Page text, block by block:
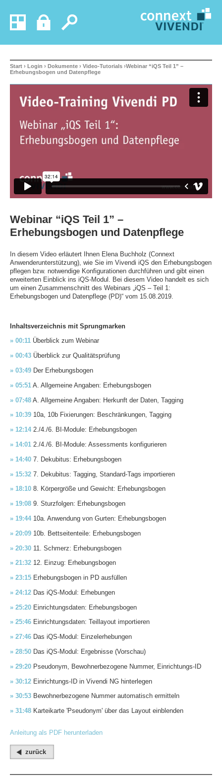
Start › Login › Dokumente › Video-Tutorials ›Webinar “iQS Teil 1” –
Erhebungsbogen und Datenpflege
Webinar “iQS Teil 1” –
Erhebungsbogen und Datenpflege
In diesem Video erläutert Ihnen Elena Buchholz (Connext
Anwenderunterstützung), wie Sie im Vivendi iQS den Erhebungsbogen
pflegen bzw. notwendige Konfigurationen durchführen und gibt einen
erweiterten Einblick ins iQS-Modul. Bei diesem Video handelt es sich
um einen Zusammenschnitt des Webinars „iQS – Teil 1:
Erhebungsbogen und Datenpflege (PD)“ vom 15.08.2019.
Inhaltsverzeichnis mit Sprungmarken
» 00:11 Überblick zum Webinar
» 00:43 Überblick zur Qualitätsprüfung
» 03:49 Der Erhebungsbogen
» 05:51 A. Allgemeine Angaben: Erhebungsbogen
» 07:48 A. Allgemeine Angaben: Herkunft der Daten, Tagging
» 10:39 10a, 10b Fixierungen: Beschränkungen, Tagging
» 12:14 2./4./6. BI-Module: Erhebungsbogen
» 14:01 2./4./6. BI-Module: Assessments konfigurieren
» 14:40 7. Dekubitus: Erhebungsbogen
» 15:32 7. Dekubitus: Tagging, Standard-Tags importieren
» 18:10 8. Körpergröße und Gewicht: Erhebungsbogen
» 19:08 9. Sturzfolgen: Erhebungsbogen
» 19:44 10a. Anwendung von Gurten: Erhebungsbogen
» 20:09 10b. Bettseitenteile: Erhebungsbogen
» 20:30 11. Schmerz: Erhebungsbogen
» 21:32 12. Einzug: Erhebungsbogen
» 23:15 Erhebungsbogen in PD ausfüllen
» 24:12 Das iQS-Modul: Erhebungen
» 25:20 Einrichtungsdaten: Erhebungsbogen
» 25:46 Einrichtungsdaten: Teillayout importieren
» 27:46 Das iQS-Modul: Einzelerhebungen
» 28:50 Das iQS-Modul: Ergebnisse (Vorschau)
» 29:20 Pseudonym, Bewohnerbezogene Nummer, Einrichtungs-ID
» 30:12 Einrichtungs-ID in Vivendi NG hinterlegen
» 30:53 Bewohnerbezogene Nummer automatisch ermitteln
» 31:48 Karteikarte 'Pseudonym' über das Layout einblenden
Anleitung als PDF herunterladen
zurück